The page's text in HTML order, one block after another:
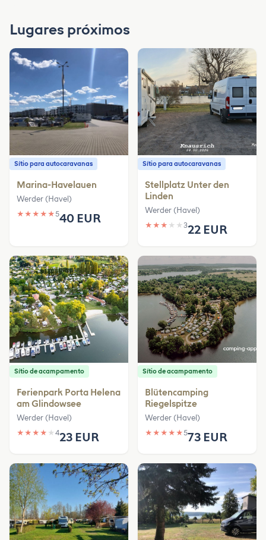
Lugares próximos
Sítio para autocaravanas
Marina-Havelauen
Werder (Havel)
★ ★ ★ ★ ★540 EUR
Sítio para autocaravanas
Stellplatz Unter den
Linden
Werder (Havel)
★ ★ ★ ★ ★ 322 EUR
Sítio de acampamento
Ferienpark Porta Helena
am Glindowsee
Werder (Havel)
★ ★ ★ ★ ★ 423 EUR
Sítio de acampamento
Blütencamping
Riegelspitze
Werder (Havel)
★ ★ ★ ★ ★573 EUR